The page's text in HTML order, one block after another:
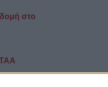
στο